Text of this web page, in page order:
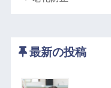
最新の投稿